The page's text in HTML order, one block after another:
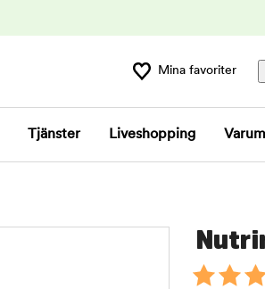
Mina favoriter
Tjänster Liveshopping